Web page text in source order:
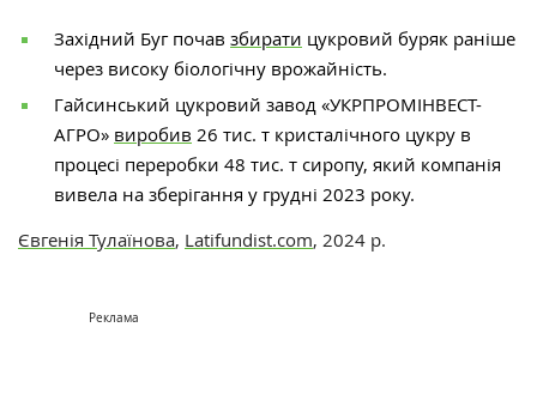
Західний Буг почав збирати цукровий буряк раніше
через високу біологічну врожайність.
Гайсинський цукровий завод «УКРПРОМІНВЕСТ-
АГРО» виробив 26 тис. т кристалічного цукру в
процесі переробки 48 тис. т сиропу, який компанія
вивела на зберігання у грудні 2023 року.
Євгенія Тулаїнова, Latifundist.com, 2024 р.
Реклама